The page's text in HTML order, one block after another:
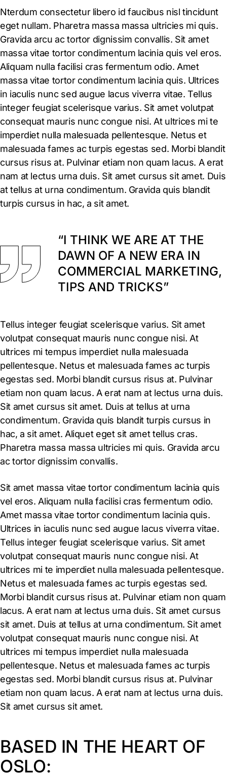
Nterdum consectetur libero id faucibus nisl tincidunt
eget nullam. Pharetra massa massa ultricies mi quis.
Gravida arcu ac tortor dignissim convallis. Sit amet
massa vitae tortor condimentum lacinia quis vel eros.
Aliquam nulla facilisi cras fermentum odio. Amet
massa vitae tortor condimentum lacinia quis. Ultrices
in iaculis nunc sed augue lacus viverra vitae. Tellus
integer feugiat scelerisque varius. Sit amet volutpat
consequat mauris nunc congue nisi. At ultrices mi te
imperdiet nulla malesuada pellentesque. Netus et
malesuada fames ac turpis egestas sed. Morbi blandit
cursus risus at. Pulvinar etiam non quam lacus. A erat
nam at lectus urna duis. Sit amet cursus sit amet. Duis
at tellus at urna condimentum. Gravida quis blandit
turpis cursus in hac, a sit amet.
“I THINK WE ARE AT THE
DAWN OF A NEW ERA IN
COMMERCIAL MARKETING,
TIPS AND TRICKS”
Tellus integer feugiat scelerisque varius. Sit amet
volutpat consequat mauris nunc congue nisi. At
ultrices mi tempus imperdiet nulla malesuada
pellentesque. Netus et malesuada fames ac turpis
egestas sed. Morbi blandit cursus risus at. Pulvinar
etiam non quam lacus. A erat nam at lectus urna duis.
Sit amet cursus sit amet. Duis at tellus at urna
condimentum. Gravida quis blandit turpis cursus in
hac, a sit amet. Aliquet eget sit amet tellus cras.
Pharetra massa massa ultricies mi quis. Gravida arcu
ac tortor dignissim convallis.
Sit amet massa vitae tortor condimentum lacinia quis
vel eros. Aliquam nulla facilisi cras fermentum odio.
Amet massa vitae tortor condimentum lacinia quis.
Ultrices in iaculis nunc sed augue lacus viverra vitae.
Tellus integer feugiat scelerisque varius. Sit amet
volutpat consequat mauris nunc congue nisi. At
ultrices mi te imperdiet nulla malesuada pellentesque.
Netus et malesuada fames ac turpis egestas sed.
Morbi blandit cursus risus at. Pulvinar etiam non quam
lacus. A erat nam at lectus urna duis. Sit amet cursus
sit amet. Duis at tellus at urna condimentum. Sit amet
volutpat consequat mauris nunc congue nisi. At
ultrices mi tempus imperdiet nulla malesuada
pellentesque. Netus et malesuada fames ac turpis
egestas sed. Morbi blandit cursus risus at. Pulvinar
etiam non quam lacus. A erat nam at lectus urna duis.
Sit amet cursus sit amet.
BASED IN THE HEART OF
OSLO: